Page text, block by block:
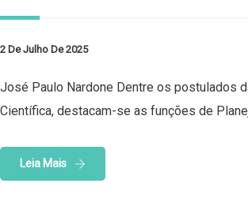
2 De Julho De 2025
José Paulo Nardone Dentre os postulados
Científica, destacam-se as funções de
Leia Mais